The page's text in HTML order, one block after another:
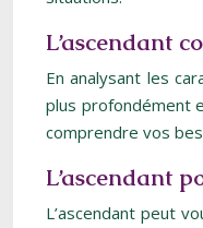
L’ascendant
En analysant les
plus profondément
comprendre vos
L’ascendant
L’ascendant peut